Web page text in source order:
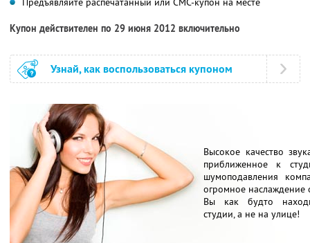
Купон действителен по 29 июня 2012 включительно
Узнай, как воспользоваться купоном
Высокое качество
приближенное к
шумоподавления
огромное наслаждение
Вы как будто
студии, а не на улице!